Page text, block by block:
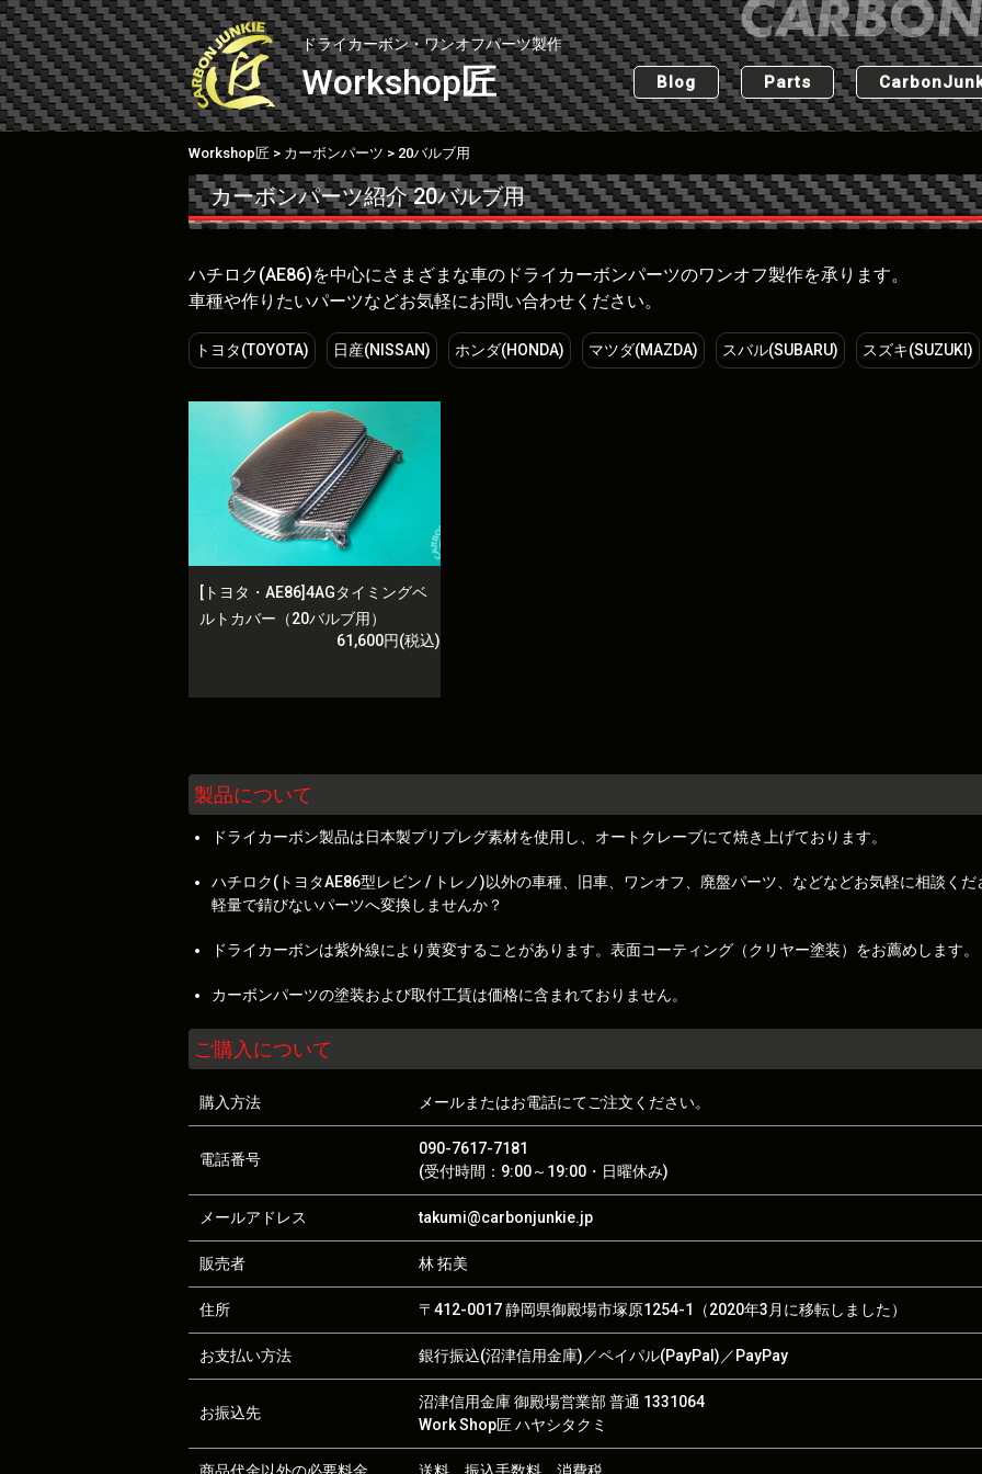
Skip
to
content
ドライカーボン・ワンオフパーツ製作
Workshop匠 Blog Parts
Workshop匠 > カーボンパーツ > 20バルブ用
カーボンパーツ紹介20バルブ用
ハチロク(AE86)を中心にさまざまな車のドライカーボンパーツのワンオフ製作を承ります。
車種や作りたいパーツなどお気軽にお問い合わせください。
トヨタ(TOYOTA) 日産(NISSAN) ホンダ(HONDA) マツダ(MAZDA) スバル(SUBARU) スズキ(SUZUKI)
[トヨタ・AE86]4AGタイミングベ
ルトカバー（20バルブ用）
61,600円(税込)
製品について
ドライカーボン製品は日本製プリプレグ素材を使用し、オートクレーブにて焼き上げております。
ハチロク(トヨタAE86型レビン / トレノ)以外の車種、旧車、ワンオフ、廃盤パーツ、などなどお気軽に相談くだ
軽量で錆びないパーツへ変換しませんか？
ドライカーボンは紫外線により黄変することがあります。表面コーティング（クリヤー塗装）をお薦めします。
カーボンパーツの塗装および取付工賃は価格に含まれておりません。
ご購入について
購入方法 メールまたはお電話にてご注文ください。
電話番号
090-7617-7181
(受付時間：9:00～19:00・日曜休み)
メールアドレス takumi@carbonjunkie.jp
販売者 林 拓美
住所 〒412-0017 静岡県御殿場市塚原1254-1（2020年3月に移転しました）
お支払い方法 銀行振込(沼津信用金庫)／ペイパル(PayPal)／PayPay
お振込先
沼津信用金庫 御殿場営業部 普通 1331064
Work Shop匠 ハヤシタクミ